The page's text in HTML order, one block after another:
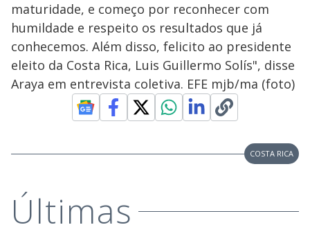
maturidade, e começo por reconhecer com
humildade e respeito os resultados que já
conhecemos. Além disso, felicito ao presidente
eleito da Costa Rica, Luis Guillermo Solís", disse
Araya em entrevista coletiva. EFE mjb/ma (foto)
COSTA RICA
Últimas